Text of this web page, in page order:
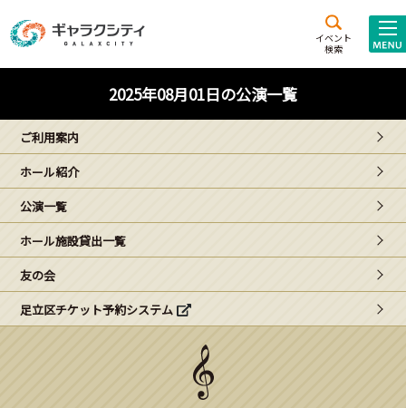
イベント
検索
施設案内
西新井
文化ホール
ギャラクシティとは
こどもみーてぃんぐ
Gがくえん
ブランドからのお知らせ
2025年08月01日の公演一覧
ご利用案内
ホール紹介
公演一覧
ホール施設貸出一覧
友の会
足立区チケット予約システム